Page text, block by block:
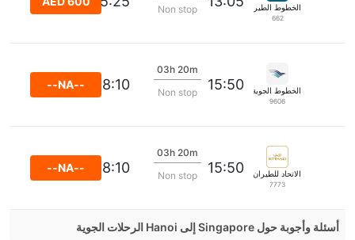
الخطوط الطيران الفيتنامية
662
Non stop
الخطوط الجوية الإندونيسية جارودا
9606
15:50
03h 20m
Non stop
18:10
--NA--
الاتحاد للطيران
7773
15:50
03h 20m
Non stop
18:10
--NA--
أسئلة وأجوبة حول Singapore إلى Hanoi الرحلات الجوية